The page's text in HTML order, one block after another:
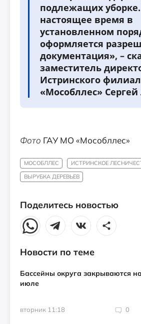
подлежащих
настоящее время в
установленном
оформляется
документация», –
заместитель
Истринского
«Мособллес»
Фото ГАУ МО «Мособллес»
МОСОБЛЛЕС
ИСТРИНСКОЕ
ВЫРУБКА ДЕРЕВЬЕВ
Поделитесь новостью
Новости по теме
Бассейны округа закрываются
июле
вторник 11:18 0